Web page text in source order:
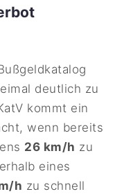
deutlich zu
kommt ein
wenn bereits
26 km/h zu
eines
h zu schnell